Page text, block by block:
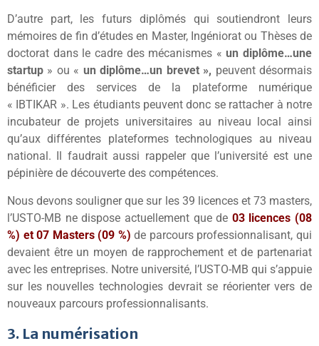
D’autre part, les futurs diplômés qui soutiendront leurs
mémoires de fin d’études en Master, Ingéniorat ou Thèses de
doctorat dans le cadre des mécanismes «un diplôme…une
startup » ou « un diplôme…un brevet », peuvent désormais
bénéficier des services de la plateforme numérique
« IBTIKAR ». Les étudiants peuvent donc se rattacher à notre
incubateur de projets universitaires au niveau local ainsi
qu’aux différentes plateformes technologiques au niveau
national. Il faudrait aussi rappeler que l’université est une
pépinière de découverte des compétences.
Nous devons souligner que sur les 39 licences et 73 masters,
l’USTO-MB ne dispose actuellement que de 03 licences (08
%) et 07 Masters (09 %) de parcours professionnalisant, qui
devaient être un moyen de rapprochement et de partenariat
avec les entreprises. Notre université, l’USTO-MB qui s’appuie
sur les nouvelles technologies devrait se réorienter vers de
nouveaux parcours professionnalisants.
3. La numérisation